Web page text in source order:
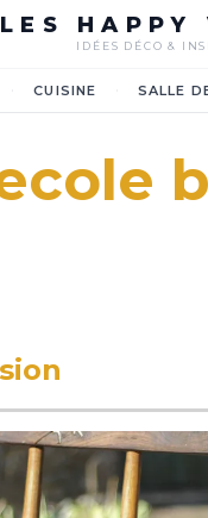
LES HAPPY
IDÉES DÉCO &
CUISINE SALLE